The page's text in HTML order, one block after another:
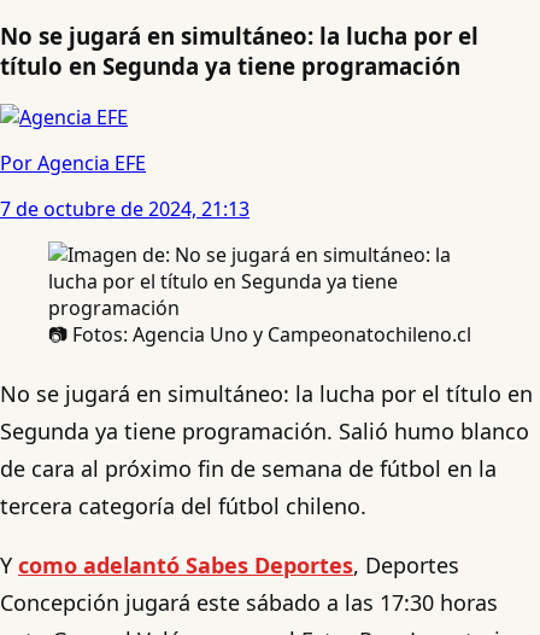
No se jugará en simultáneo: la lucha por el
título en Segunda ya tiene programación
Por Agencia EFE
7 de octubre de 2024, 21:13
📷 Fotos: Agencia Uno y Campeonatochileno.cl
No se jugará en simultáneo: la lucha por el título en
Segunda ya tiene programación. Salió humo blanco
de cara al próximo fin de semana de fútbol en la
tercera categoría del fútbol chileno.
Y como adelantó Sabes Deportes, Deportes
Concepción jugará este sábado a las 17:30 horas